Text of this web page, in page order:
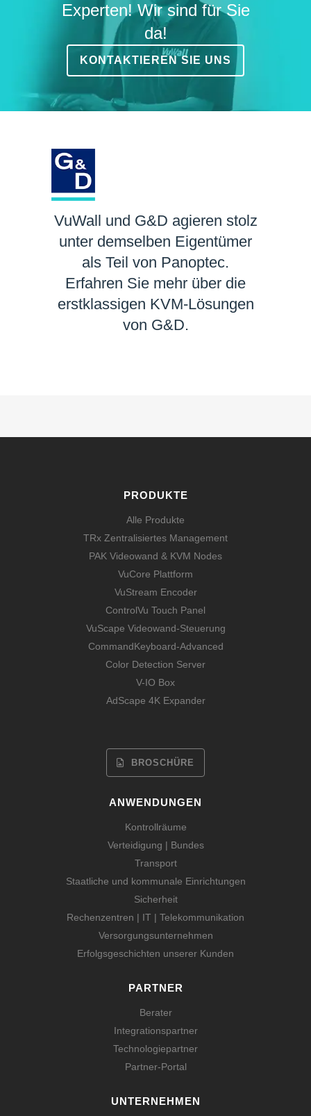
Experten! Wir sind für Sie
da!
KONTAKTIEREN SIE UNS
VuWall und G&D agieren stolz
unter demselben Eigentümer
als Teil von Panoptec.
Erfahren Sie mehr über die
erstklassigen KVM-Lösungen
von G&D.
PRODUKTE
Alle Produkte
TRx Zentralisiertes Management
PAK Videowand & KVM Nodes
VuCore Plattform
VuStream Encoder
ControlVu Touch Panel
VuScape Videowand-Steuerung
CommandKeyboard-Advanced
Color Detection Server
V-IO Box
AdScape 4K Expander
BROSCHÜRE
ANWENDUNGEN
Kontrollräume
Verteidigung | Bundes
Transport
Staatliche und kommunale Einrichtungen
Sicherheit
Rechenzentren | IT | Telekommunikation
Versorgungsunternehmen
Erfolgsgeschichten unserer Kunden
PARTNER
Berater
Integrationspartner
Technologiepartner
Partner-Portal
UNTERNEHMEN